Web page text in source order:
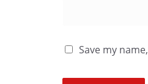
Save my